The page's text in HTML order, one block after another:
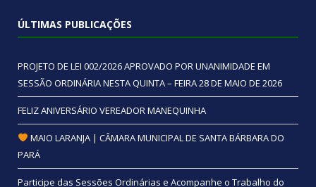
ÚLTIMAS PUBLICAÇÕES
PROJETO DE LEI 002/2026 APROVADO POR UNANIMIDADE EM
SESSÃO ORDINÁRIA NESTA QUINTA – FEIRA 28 DE MAIO DE 2026
FELIZ ANIVERSÁRIO VEREADOR MANEQUINHA
MAIO LARANJA | CÂMARA MUNICIPAL DE SANTA BÁRBARA DO
PARÁ
Participe das Sessões Ordinárias e Acompanhe o Trabalho do